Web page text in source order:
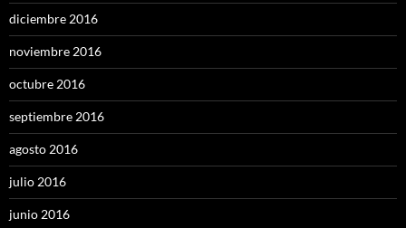
diciembre 2016
noviembre 2016
octubre 2016
septiembre 2016
agosto 2016
julio 2016
junio 2016